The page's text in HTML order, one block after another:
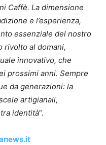
Caffè. La dimensione
e l’esperienza,
essenziale del nostro
rivolto al domani,
innovativo, che
prossimi anni. Sempre
da generazioni: la
artigianali,
identità”.